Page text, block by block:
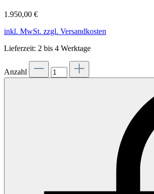
1.950,00 €
inkl. MwSt. zzgl. Versandkosten
Lieferzeit: 2 bis 4 Werktage
Anzahl